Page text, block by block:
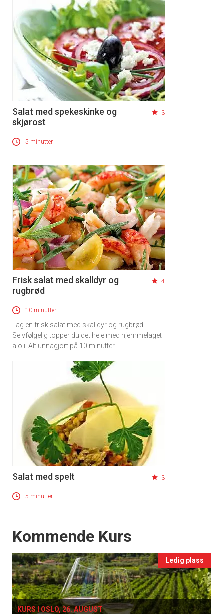
Salat med spekeskinke og
skjørost
3
5 minutter
Frisk salat med skalldyr og
rugbrød
4
10 minutter
Lag en frisk salat med skalldyr og rugbrød.
Selvfølgelig topper du det hele med hjemmelaget
aioli. Alt unnagjort på 10 minutter.
Salat med spelt 3
5 minutter
Events
Kommende Kurs
Ledig plass
KURS I OSLO, 26. AUGUST